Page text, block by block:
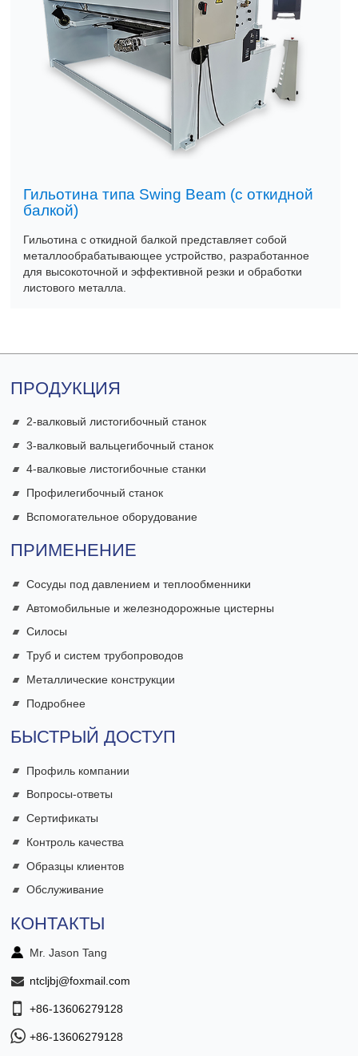
Гильотина типа Swing Beam (с откидной
балкой)
Гильотина с откидной балкой представляет собой
металлообрабатывающее устройство, разработанное
для высокоточной и эффективной резки и обработки
листового металла.
ПРОДУКЦИЯ
2-валковый листогибочный станок
3-валковый вальцегибочный станок
4-валковые листогибочные станки
Профилегибочный станок
Вспомогательное оборудование
ПРИМЕНЕНИЕ
Сосуды под давлением и теплообменники
Автомобильные и железнодорожные цистерны
Силосы
Труб и систем трубопроводов
Металлические конструкции
Подробнее
БЫСТРЫЙ ДОСТУП
Профиль компании
Вопросы-ответы
Сертификаты
Контроль качества
Образцы клиентов
Обслуживание
КОНТАКТЫ
Mr. Jason Tang
ntcljbj@foxmail.com
+86-13606279128
+86-13606279128